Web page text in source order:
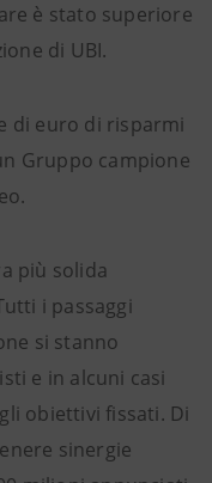
è stato superiore
di UBI.
di euro di risparmi
Gruppo campione
più solida
i passaggi
si stanno
e in alcuni casi
obiettivi fissati. Di
sinergie